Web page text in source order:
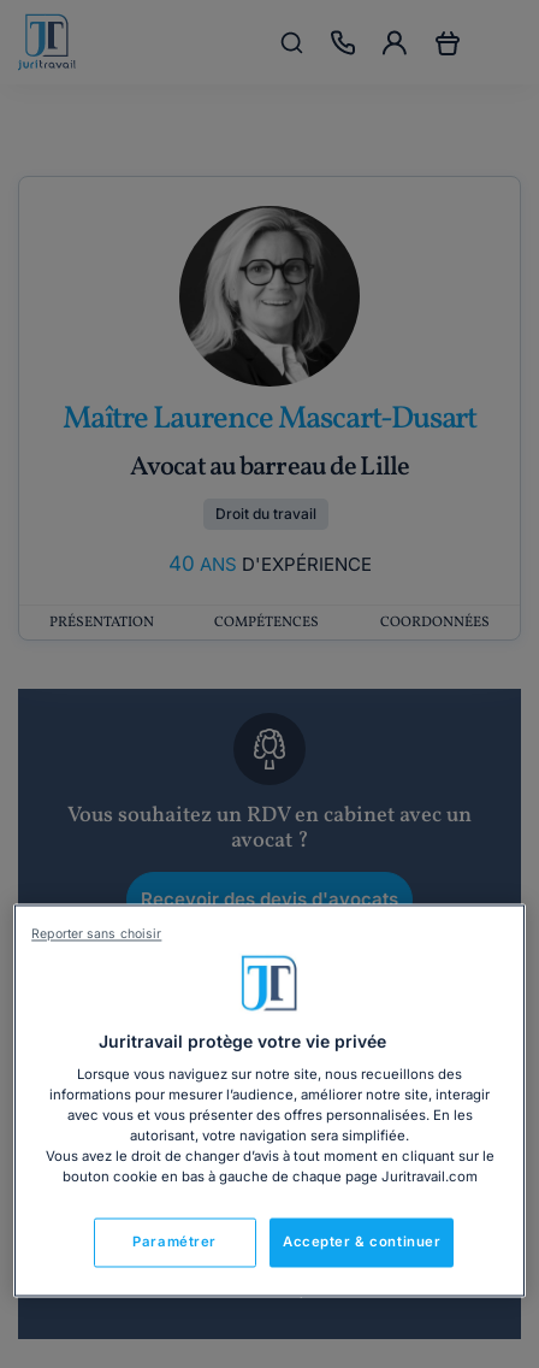
Maître Laurence Mascart-Dusart
Avocat au barreau de Lille
Droit du travail
40 ANS D'EXPÉRIENCE
PRÉSENTATION COMPÉTENCES COORDONNÉES
Vous souhaitez un RDV en cabinet avec un
avocat ?
Recevoir des devis d'avocats
3 devis en 48h
Vous souhaitez une consultation par
téléphone ?
ou appelez le01 75 75 42 33(8h à 21h du lundi au
Juritravail protège votre vie privée
Lorsque vous naviguez sur notre site, nous recueillons des
informations pour mesurer l’audience, améliorer notre site, interagir
avec vous et vous présenter des offres personnalisées. En les
autorisant, votre navigation sera simplifiée.
Vous avez le droit de changer d’avis à tout moment en cliquant sur le
bouton cookie en bas à gauche de chaque page Juritravail.com
Accepter & continuer
Paramétrer
Reporter sans choisir